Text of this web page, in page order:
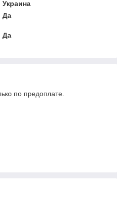
Украина
Да
Да
по предоплате.